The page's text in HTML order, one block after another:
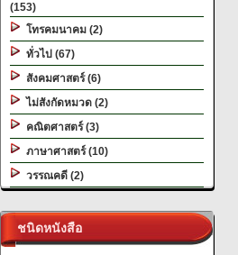
(153)
โทรคมนาคม (2)
ทั่วไป (67)
สังคมศาสตร์ (6)
ไม่สังกัดหมวด (2)
คณิตศาสตร์ (3)
ภาษาศาสตร์ (10)
วรรณคดี (2)
ชนิดหนังสือ